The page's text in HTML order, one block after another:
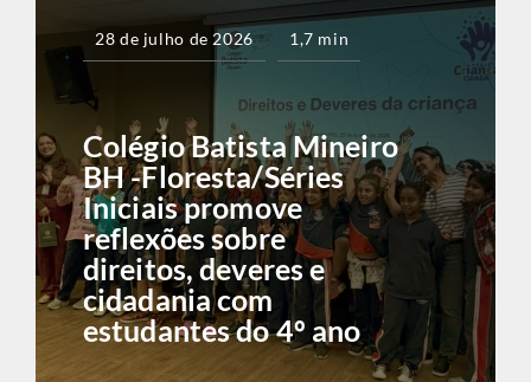
28 de julho de 2026 1,7 min
Colégio Batista Mineiro
BH -Floresta/Séries
Iniciais promove
reflexões sobre
direitos, deveres e
cidadania com
estudantes do 4º ano